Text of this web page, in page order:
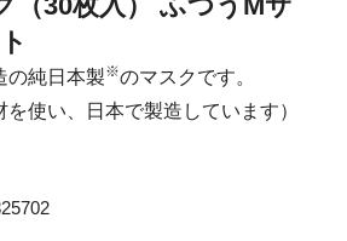
の純日本製※のマスクです。
使い、日本で製造しています）